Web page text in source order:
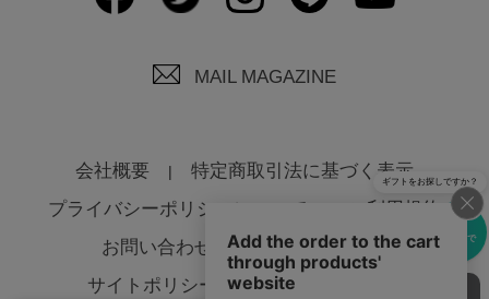
MAIL MAGAZINE
会社概要
特定商取引法に基づく表示
プライバシーポリシーについて
ご利用規約
お問い合わせ
よくあるご質問
サイトポリシーについて
eギフトで
ギフトをお探しですか？